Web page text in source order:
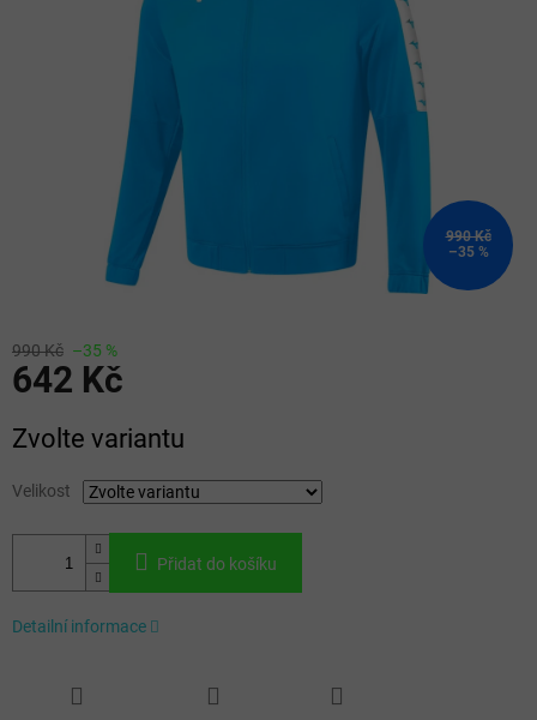
hvězdiček.
990 Kč
–35 %
990 Kč –35 %
642 Kč
cena:
Zvolte variantu
Velikost
Přidat do košíku
Detailní informace